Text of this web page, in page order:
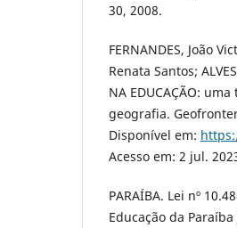
30, 2008.
FERNANDES, João
Renata Santos;
NA EDUCAÇÃO:
geografia.
Disponível em:
Acesso em: 2 jul.
PARAÍBA. Lei nº
Educação da